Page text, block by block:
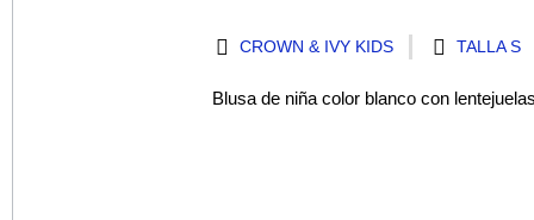
CROWN & IVY KIDS TALLA S
Blusa de niña color blanco con